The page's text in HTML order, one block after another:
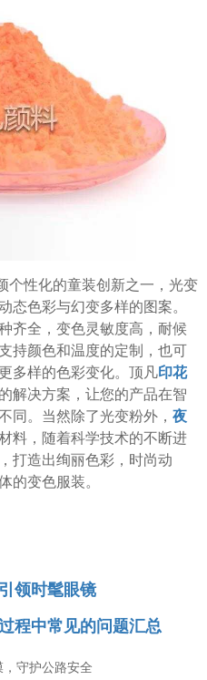
个性化的童装创新之一，光变
态色彩与幻变多样的图案。
齐全，变色灵敏度高，耐候
持颜色和温度的定制，也可
多样的色彩变化。顶凡印花
解决方案，让您的产品在智
同。 当然除了光变粉外， 夜
料，随着科学技术的不断进
打造出绚丽色彩，时尚动
的变色服装。
领时髦眼镜
程中常见的问题汇总
守护公路安全